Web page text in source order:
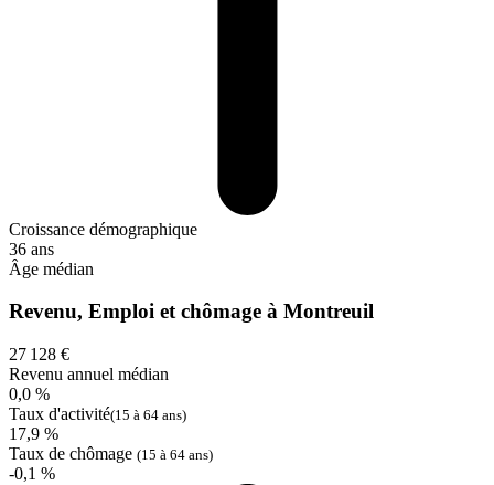
Croissance démographique
36 ans
Âge médian
Revenu, Emploi et chômage à Montreuil
27 128 €
Revenu annuel médian
0,0 %
Taux d'activité(15 à 64 ans)
17,9 %
Taux de chômage (15 à 64 ans)
-0,1 %